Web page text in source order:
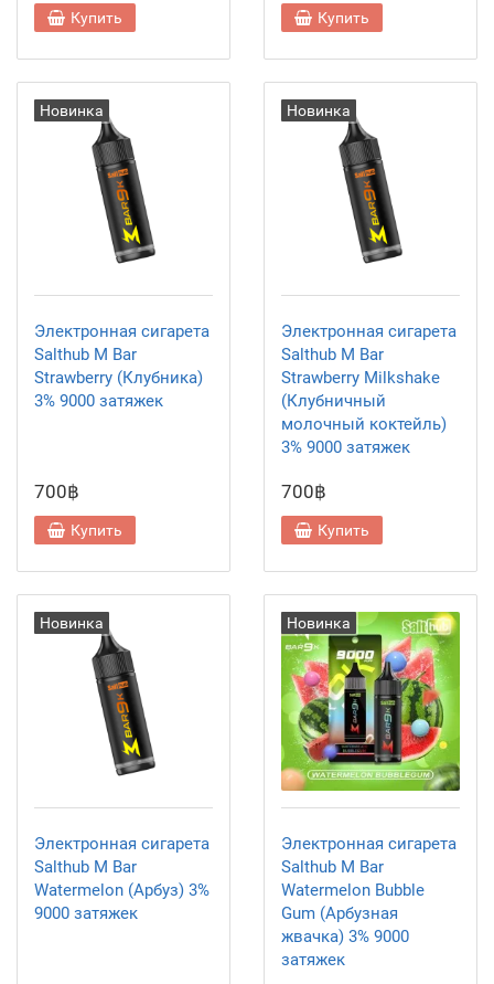
Купить Купить
Новинка
Электронная сигарета
Salthub M Bar
Strawberry (Клубника)
3% 9000 затяжек
700฿
Купить
Новинка
Электронная сигарета
Salthub M Bar
Strawberry Milkshake
(Клубничный
молочный коктейль)
3% 9000 затяжек
700฿
Купить
Новинка
Электронная сигарета
Salthub M Bar
Watermelon (Арбуз) 3%
9000 затяжек
Новинка
Электронная сигарета
Salthub M Bar
Watermelon Bubble
Gum (Арбузная
жвачка) 3% 9000
затяжек